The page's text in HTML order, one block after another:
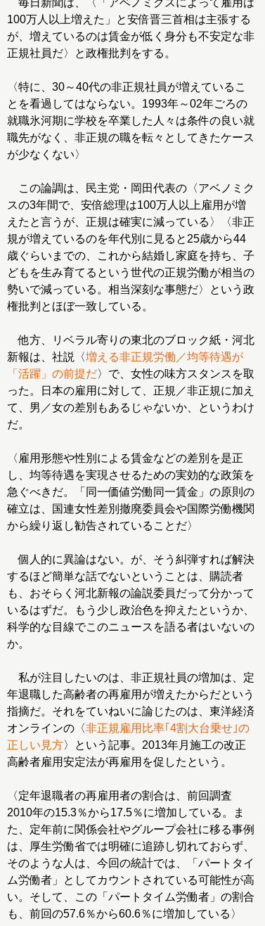
毎日新聞は、〈「アベノミクスによって雇用は
100万人以上増えた」と安倍晋三首相は主張する
が、増えているのは賃金が低く身分も不安定な非
正規社員だ〉と政権批判をする。
〈特に、30～40代の非正規社員が増えているこ
とを看過してはならない。1993年～02年ごろの
就職氷河期に学校を卒業した人々は条件の良い就
職先がなく、非正規の職を転々としてきたケース
が少なくない〉
この論調は、民主党・岡田代表の〈アベノミク
スの3年間で、安倍総理は100万人以上雇用が増
えたと言うが、正規は確実に減っている〉〈非正
規が増えているのを年代別に見ると25歳から44
歳ぐらいまでの、これから結婚し家庭を持ち、子
どもを生み育てるという世代の正規労働が相当の
勢いで減っている。相当深刻な事態だ〉という政
権批判とほぼ一致している。
他方、リベラル寄りの東北のブロック紙・河北
新報は、社説〈増える非正規労働／均等待遇が
「活躍」の前提だ〉で、女性の味方スタンスを取
った。日本の雇用に対して、正規／非正規に加え
て、男／女の差別もあるじゃないか、というわけ
だ。
〈雇用形態や性別による賃金などの差別を是正
し、均等待遇を実現させるための実効的な政策を
急ぐべきだ。「同一価値労働同一賃金」の原則の
確立は、国連女性差別撤廃委員会や国際労働機関
から繰り返し勧告されていることだ〉
個人的に異論はない。が、そう糾弾すれば解決
するほど簡単な話でないということは、購読者
も、おそらく河北新報の論説委員だって分かって
いるはずだ。もう少し政治色を抑えたというか、
科学的な目線でこのニュースを語る者はいないの
か。
私が注目したいのは、非正規社員の増加は、定
年退職した高齢者の再雇用が増えたからだという
指摘だ。それをていねいに論じたのは、東洋経済
オンラインの〈非正規雇用比率｢4割大台乗せ｣の
正しい見方〉という記事。2013年月施工の改正
高齢者雇用安定法が再雇用を促したという。
〈定年退職者の再雇用者の割合は、前回調査
2010年の15.3％から17.5％に増加している。ま
た、定年前に関係会社やグループ会社に移る事例
は、厚生労働省では明確に追跡し切れておらず、
そのような人は、今回の統計では、「パートタイ
ム労働者」としてカウントされている可能性が高
い。そして、この「パートタイム労働者」の割合
も、前回の57.6％から60.6％に増加している〉